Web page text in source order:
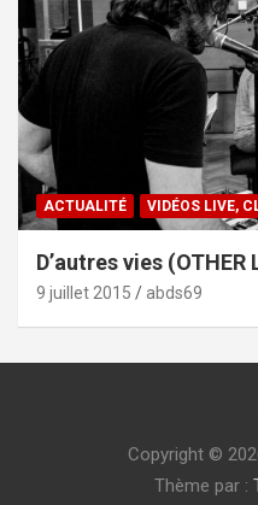
ACTUALITÉ VIDÉOS LIVE,
D’autres vies
9 juillet 2015 abds69
Copyright ©
Thème par :